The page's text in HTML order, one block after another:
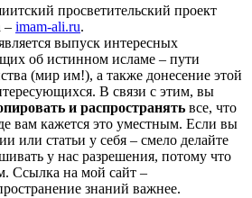
просветительский проект
– imam-ali.ru.
выпуск интересных
об истинном исламе – пути
(мир им!), а также донесение этой
В связи с этим, вы
и распространять все, что
вам кажется это уместным. Если вы
или статьи у себя – смело делайте
у нас разрешения, потому что
Ссылка на мой сайт –
знаний важнее.